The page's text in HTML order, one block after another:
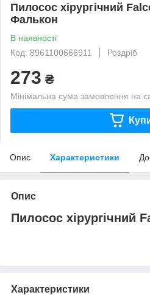
Пилосос хірургічний
Фалькон
В наявності
Код: 8961100666911
Роздріб
273 ₴
Мінімальна сума замовлення на
Опис Характеристики
Опис
Пилосос хірургічний
Характеристики